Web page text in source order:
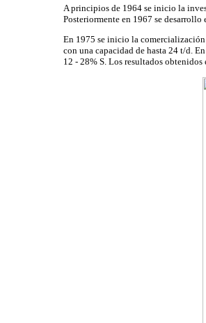
A principios de 1964 se inicio la
Posteriormente en 1967 se
En 1975 se inicio la
con una capacidad de hasta 24 t/d.
12 - 28% S. Los resultados obtenidos